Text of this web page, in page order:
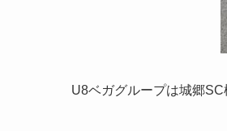
U8ベガグループは城郷SC